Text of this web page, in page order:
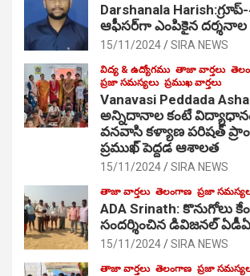
Darshanala
ఆఫీసర్‌గా ఎంపికైన
15/11/2024 SIRA NEWS
విద్య & ఉద్యోగము తాజా వార్తలు
ప్రజా సమస్యలు ప్రముఖ వార్తలు
Vanavasi Peddada
అన్నిదానాల కంటే
వనవాసి కళ్యాణ పరిషత్
ప్రముఖ్ పెద్దడ ఆశాలత
15/11/2024 SIRA NEWS
తాజా వార్తలు తెలంగాణ ప్రజా
ADA Srinath: కొనుగోలు
సంద‌ర్శించిన డివిజనల్ ఏడీఏ
15/11/2024 SIRA NEWS
తాజా వార్తలు తెలంగాణ ప్రజా